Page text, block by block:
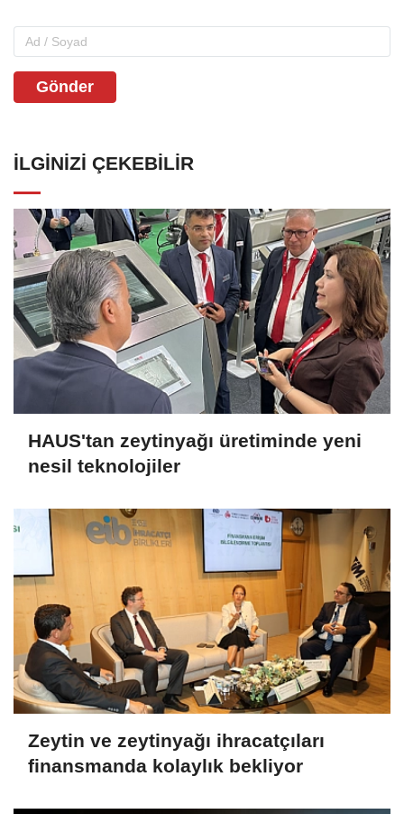
Gönder
İLGINIZI ÇEKEBILIR
HAUS'tan zeytinyağı üretiminde yeni
nesil teknolojiler
Zeytin ve zeytinyağı ihracatçıları
finansmanda kolaylık bekliyor